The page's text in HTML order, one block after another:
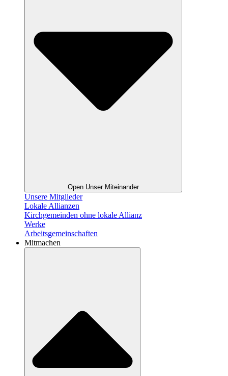
Open Unser Miteinander
Unsere Mitglieder
Lokale Allianzen
Kirchgemeinden ohne lokale Allianz
Werke
Arbeitsgemeinschaften
Mitmachen